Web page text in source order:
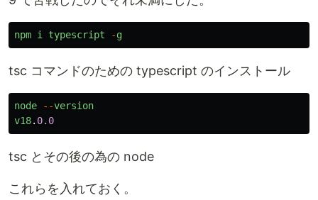
npm i typescript -g
tsc コマンドのための typescript のインストール
node --version
v18. 0.0
tsc とその後の為の node
これらを入れておく。